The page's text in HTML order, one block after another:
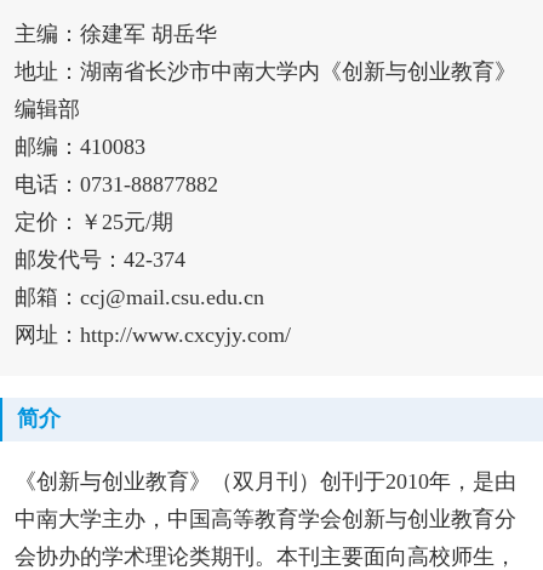
主编：徐建军 胡岳华
地址：湖南省长沙市中南大学内《创新与创业教育》
编辑部
邮编：410083
电话：0731-88877882
定价：￥25元/期
邮发代号：42-374
邮箱：ccj@mail.csu.edu.cn
网址：http://www.cxcyjy.com/
简介
《创新与创业教育》（双月刊）创刊于2010年，是由
中南大学主办，中国高等教育学会创新与创业教育分
会协办的学术理论类期刊。本刊主要面向高校师生，